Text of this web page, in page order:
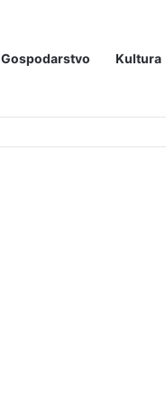
Gospodarstvo Kultura